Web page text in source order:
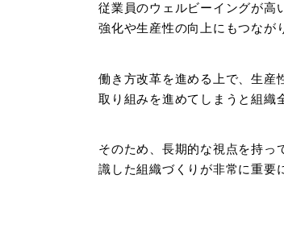
従業員のウェルビーイングが高
強化や生産性の向上にもつなが
働き方改革を進める上で、生産
取り組みを進めてしまうと組織
そのため、長期的な視点を持っ
識した組織づくりが非常に重要